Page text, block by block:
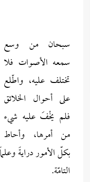
سبحان من وسع
سمعه الأصوات فلا
تختلف عليه، واطّلع
على أحوال الخلائق
فلم يخْفَ عليه شيء
من أمرها، وأحاط
بكلّ الأمور درايةً
التامّة.